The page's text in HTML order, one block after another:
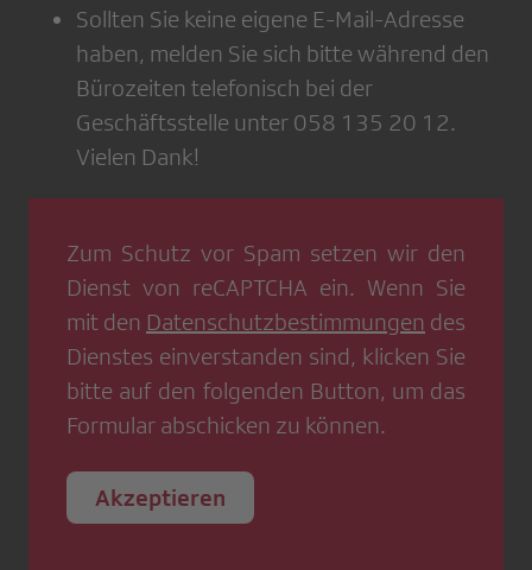
Sollten Sie keine eigene E-Mail-Adresse
haben, melden Sie sich bitte während den
Bürozeiten telefonisch bei der
Geschäftsstelle unter 058 135 20 12.
Vielen Dank!
Zum Schutz vor Spam setzen wir den
Dienst von reCAPTCHA ein. Wenn Sie
mit den Datenschutzbestimmungen des
Dienstes einverstanden sind, klicken Sie
bitte auf den folgenden Button, um das
Formular abschicken zu können.
Akzeptieren